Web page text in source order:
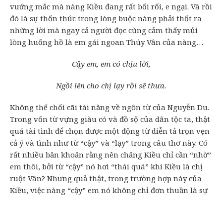
vướng mắc mà nàng Kiều đang rất bối rối, e ngại. Và rồi
đó là sự thổn thức trong lòng buộc nàng phải thốt ra
những lời mà ngay cả người đọc cũng cảm thấy mủi
lòng huống hồ là em gái ngoan Thúy Vân của nàng…
Cậy em, em có chịu lời,
Ngồi lên cho chị lạy rồi sẽ thưa.
Không thể chối cãi tài năng về ngôn từ của Nguyễn Du.
Trong vốn từ vựng giàu có và đồ sộ của dân tộc ta, thật
quá tài tình để chọn được một động từ diễn tả trọn vẹn
cả ý và tình như từ “cậy” và “lạy” trong câu thơ này. Có
rất nhiều băn khoăn rằng nên chăng Kiều chỉ cần “nhờ”
em thôi, bởi từ “cậy” nó hơi “thái quá” khi Kiều là chị
ruột Vân? Nhưng quả thật, trong trường hợp này của
Kiều, việc nàng “cậy” em nó không chỉ đơn thuần là sự